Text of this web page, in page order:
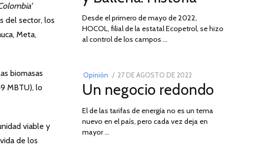
del sector, los
Meta,
biomasas
MBTU), lo
viable y
de los
Desde el primero de mayo de 2022,
HOCOL, filial de la estatal Ecopetrol, se hizo
al control de los campos …
Opinión
POSTED
ON
27 DE AGOSTO DE 202230
DE
DE
2022
Un negocio redondo
El de las tarifas de energía no es un tema
nuevo en el país, pero cada vez deja en
mayor …
03